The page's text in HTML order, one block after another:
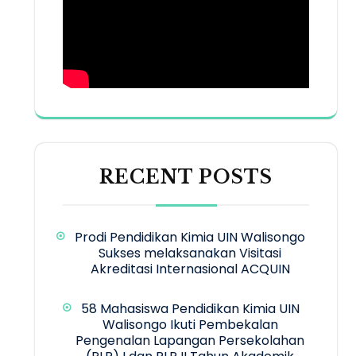
RECENT POSTS
Prodi Pendidikan Kimia UIN Walisongo
Sukses melaksanakan Visitasi
Akreditasi Internasional ACQUIN
58 Mahasiswa Pendidikan Kimia UIN
Walisongo Ikuti Pembekalan
Pengenalan Lapangan Persekolahan